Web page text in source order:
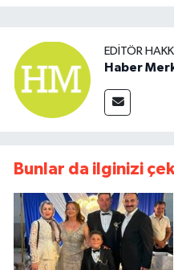
EDITÖR
Haber
Bunlar da ilginizi